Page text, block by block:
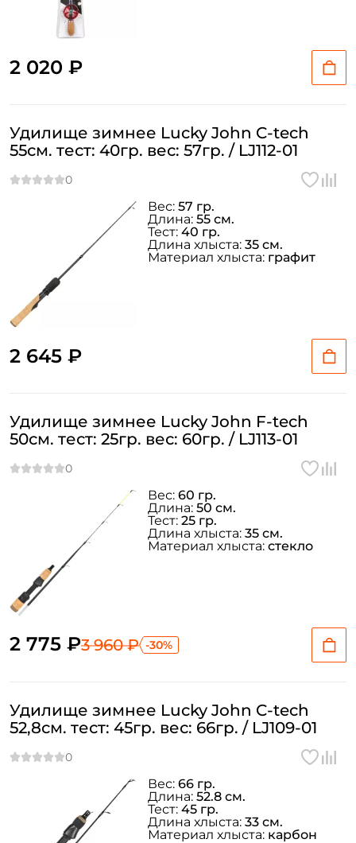
2 020 ₽
Удилище зимнее Lucky John C-tech
55см. тест: 40гр. вес: 57гр. / LJ112-01
2 645 ₽
Вес: 57 гр.
Длина: 55 см.
Тест: 40 гр.
Длина хлыста: 35 см.
Материал хлыста: графит
Удилище зимнее Lucky John F-tech
50см. тест: 25гр. вес: 60гр. / LJ113-01
2 775 ₽3 960 ₽ -30%
Вес: 60 гр.
Длина: 50 см.
Тест: 25 гр.
Длина хлыста: 35 см.
Материал хлыста: стекло
Удилище зимнее Lucky John C-tech
52,8см. тест: 45гр. вес: 66гр. / LJ109-01
Вес: 66 гр.
Длина: 52.8 см.
Тест: 45 гр.
Длина хлыста: 33 см.
Материал хлыста: карбон